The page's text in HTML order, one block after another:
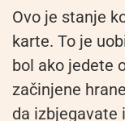
Ovo je stanje
karte. To je
bol ako jedete
začinjene
da izbjegavate